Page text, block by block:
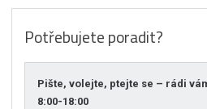
Potřebujete poradit?
Pište, volejte, ptejte se – rádi
8:00-18:00